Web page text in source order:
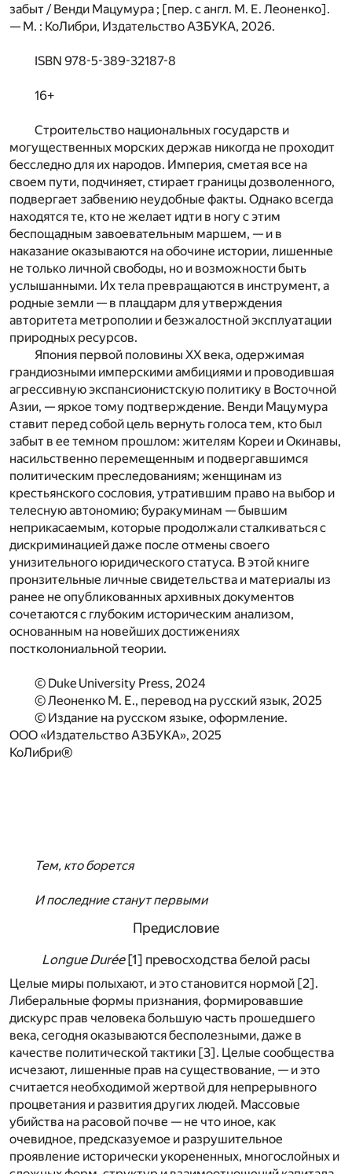
забыт / Венди Мацумура ; [пер. с англ. М. Е. Леоненко].
— М. : КоЛибри, Издательство АЗБУКА, 2026.
ISBN 978-5-389-32187-8
16+
Строительство национальных государств и
могущественных морских держав никогда не проходит
бесследно для их народов. Империя, сметая все на
своем пути, подчиняет, стирает границы дозволенного,
подвергает забвению неудобные факты. Однако всегда
находятся те, кто не желает идти в ногу с этим
беспощадным завоевательным маршем, — и в
наказание оказываются на обочине истории, лишенные
не только личной свободы, но и возможности быть
услышанными. Их тела превращаются в инструмент, а
родные земли — в плацдарм для утверждения
авторитета метрополии и безжалостной эксплуатации
природных ресурсов.
Япония первой половины XX века, одержимая
грандиозными имперскими амбициями и проводившая
агрессивную экспансионистскую политику в Восточной
Азии, — яркое тому подтверждение. Венди Мацумура
ставит перед собой цель вернуть голоса тем, кто был
забыт в ее темном прошлом: жителям Кореи и Окинавы,
насильственно перемещенным и подвергавшимся
политическим преследованиям; женщинам из
крестьянского сословия, утратившим право на выбор и
телесную автономию; буракуминам — бывшим
неприкасаемым, которые продолжали сталкиваться с
дискриминацией даже после отмены своего
унизительного юридического статуса. В этой книге
пронзительные личные свидетельства и материалы из
ранее не опубликованных архивных документов
сочетаются с глубоким историческим анализом,
основанным на новейших достижениях
постколониальной теории.
© Duke University Press, 2024
© Леоненко М. Е., перевод на русский язык, 2025
© Издание на русском языке, оформление.
ООО «Издательство АЗБУКА», 2025
КоЛибри®
Тем, кто борется
И последние станут первыми
Предисловие
Longue Durée[1] превосходства белой расы
Целые миры полыхают, и это становится нормой [2].
Либеральные формы признания, формировавшие
дискурс прав человека большую часть прошедшего
века, сегодня оказываются бесполезными, даже в
качестве политической тактики [3]. Целые сообщества
исчезают, лишенные прав на существование, — и это
считается необходимой жертвой для непрерывного
процветания и развития других людей. Массовые
убийства на расовой почве — не что иное, как
очевидное, предсказуемое и разрушительное
проявление исторически укорененных, многослойных и